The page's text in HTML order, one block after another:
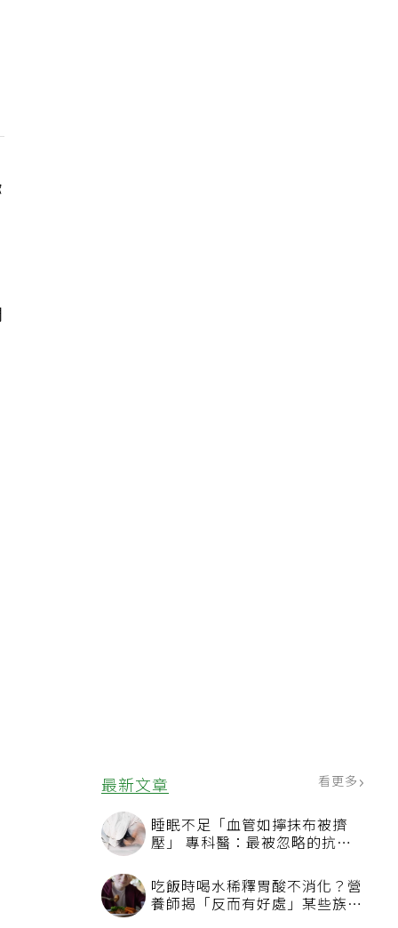
最新文章 看更多
睡眠不足「血管如擰抹布被擠
壓」 專科醫：最被忽略的抗老
吃飯時喝水稀釋胃酸不消化？營
養師揭「反而有好處」某些族群